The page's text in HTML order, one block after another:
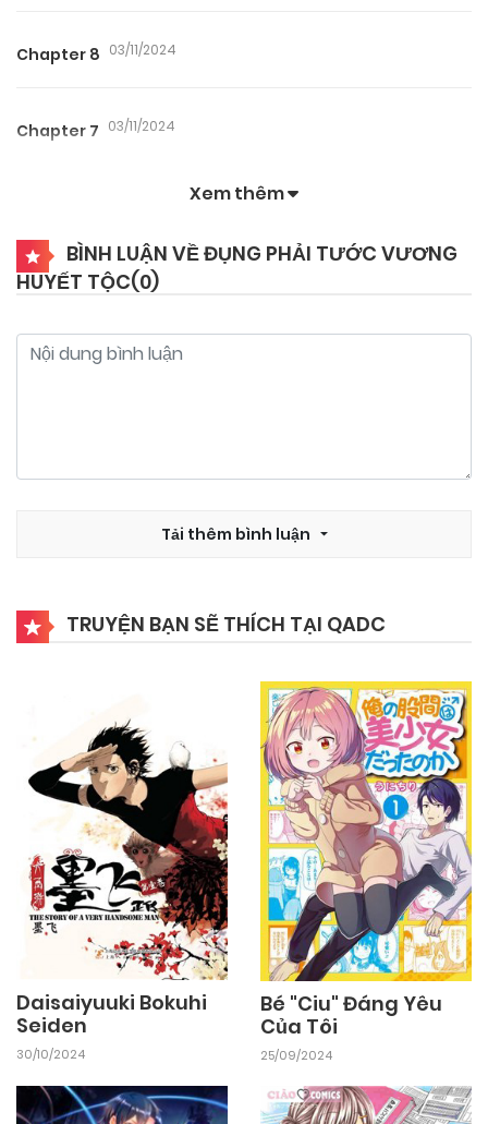
Chapter 8 03/11/2024
Chapter 7 03/11/2024
Chapter 5 03/11/2024
Chapter 4 03/11/2024
Xem thêm
BÌNH LUẬN VỀ ĐỤNG PHẢI TƯỚC VƯƠNG
HUYẾT TỘC(0)
Tải thêm bình luận
TRUYỆN BẠN SẼ THÍCH TẠI QADC
Daisaiyuuki Bokuhi
Seiden
30/10/2024
Bé "Ciu" Đáng Yêu
Của Tôi
25/09/2024